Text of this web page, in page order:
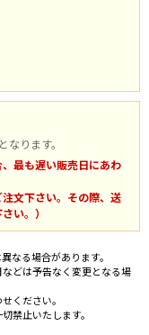
ります。
最も遅い販売日にあわ
注文下さい。その際、送
い。）
なる場合があります。
どは予告なく変更となる場
ください。
禁止いたします。